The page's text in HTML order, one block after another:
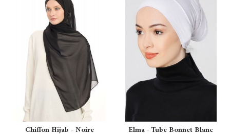
Chiffon Hijab - Noire Elma - Tube Bonnet Blanc